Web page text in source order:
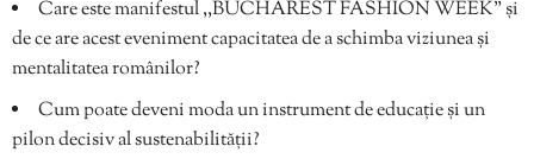
Care este manifestul ,,BUCHAREST FASHION WEEK” și
de ce are acest eveniment capacitatea de a schimba viziunea și
mentalitatea românilor?
Cum poate deveni moda un instrument de educație și un
pilon decisiv al sustenabilității?